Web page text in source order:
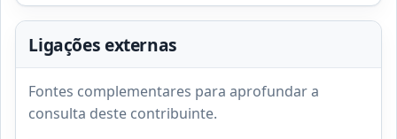
Ligações externas
Fontes complementares para aprofundar a
consulta deste contribuinte.